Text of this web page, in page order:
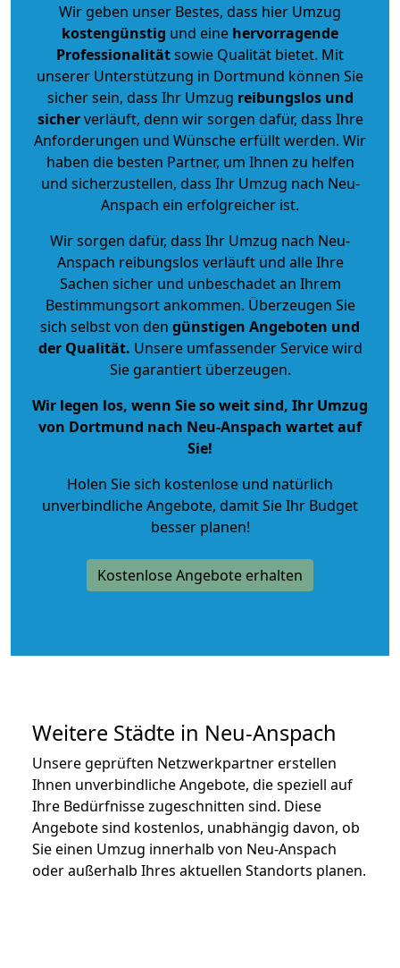
Wir geben unser Bestes, dass hier Umzug
kostengünstig und eine hervorragende
Professionalitätsowie Qualität bietet. Mit
unserer Unterstützung in Dortmund können Sie
sicher sein, dass Ihr Umzug reibungslos und
sicherverläuft, denn wir sorgen dafür, dass Ihre
Anforderungen und Wünsche erfüllt werden. Wir
haben die besten Partner, um Ihnen zu helfen
und sicherzustellen, dass Ihr Umzug nach Neu-
Anspach ein erfolgreicher ist.
Wir sorgen dafür, dass Ihr Umzug nach Neu-
Anspach reibungslos verläuft und alle Ihre
Sachen sicher und unbeschadet an Ihrem
Bestimmungsort ankommen. Überzeugen Sie
sich selbst von den günstigen Angeboten und
der Qualität. Unsere umfassender Service wird
Sie garantiert überzeugen.
Wir legen los, wenn Sie so weit sind, Ihr Umzug
von Dortmund nach Neu-Anspach wartet auf
Sie!
Holen Sie sich kostenlose und natürlich
unverbindliche Angebote, damit Sie Ihr Budget
besser planen!
Kostenlose Angebote erhalten
Weitere Städte in Neu-Anspach
Unsere geprüften Netzwerkpartner erstellen
Ihnen unverbindliche Angebote, die speziell auf
Ihre Bedürfnisse zugeschnitten sind. Diese
Angebote sind kostenlos, unabhängig davon, ob
Sie einen Umzug innerhalb von Neu-Anspach
oder außerhalb Ihres aktuellen Standorts planen.